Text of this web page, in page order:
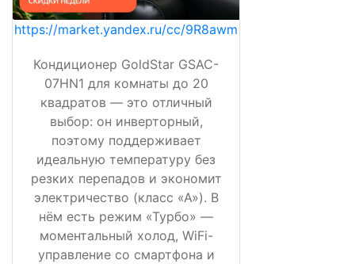
https://market.yandex.ru/cc/9R8awm
Кондиционер GoldStar GSAC-
07HN1 для комнаты до 20
квадратов — это отличный
выбор: он инверторный,
поэтому поддерживает
идеальную температуру без
резких перепадов и экономит
электричество (класс «А»). В
нём есть режим «Турбо» —
моментальный холод, WiFi-
управление со смартфона и